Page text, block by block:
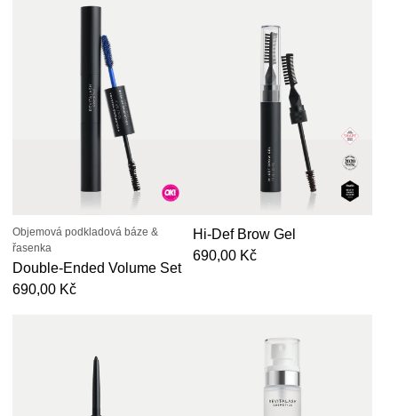
Objemová podkladová báze &
řasenka
Double-Ended Volume Set
Běžná cena
690,00 Kč
Hi-Def Brow Gel
Běžná cena
690,00 Kč